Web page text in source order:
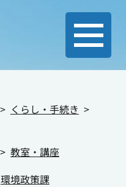
くらし・手続き
教室・講座
環境政策課